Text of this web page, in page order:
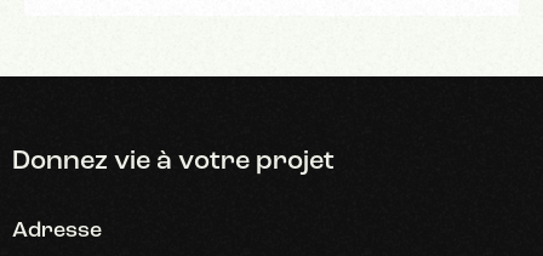
Donnez vie à votre projet
Adresse